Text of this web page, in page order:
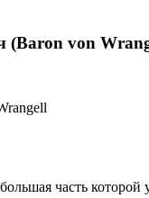
(Baron von
часть которой